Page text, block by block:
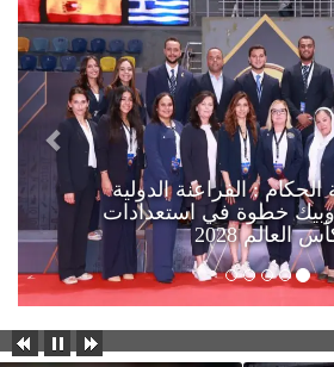
: الفراعنة الدولية
خطوة في استعدادات
العالم 2028